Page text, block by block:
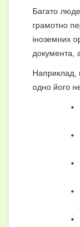
Багато
грамотно
іноземних
документа,
Наприклад,
одно його